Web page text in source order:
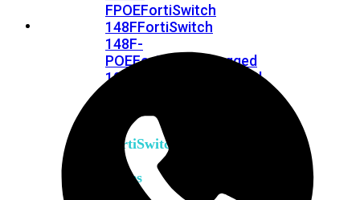
FPOEFortiSwitch
148FFortiSwitch
148F-
POEFortiSwitchRugged
108F
FortiSwitchRugged
FortiSwitch
200
Series